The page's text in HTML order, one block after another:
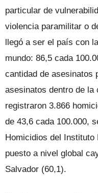
particular de
violen­cia paramilitar o
llegó a ser el país con
mundo: 86,5 cada
cantidad de asesinatos
asesinatos dentro de la
registra­ron 3.866
de 43,6 cada 100.000,
Homicidios del Insti­tuto
puesto a nivel global
Salvador (60,1).